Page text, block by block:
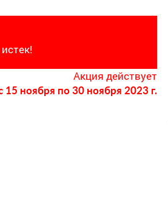
Акция действует
15 ноября по 30 ноября 2023 г.